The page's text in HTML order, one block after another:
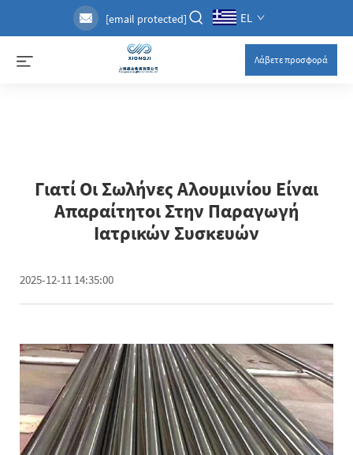
[email protected] EL
Λάβετε προσφορά
Γιατί Οι Σωλήνες Αλουμινίου Είναι
Απαραίτητοι Στην Παραγωγή
Ιατρικών Συσκευών
2025-12-11 14:35:00